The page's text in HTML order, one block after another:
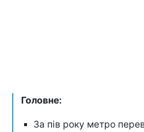
Головне:
За пів року метро